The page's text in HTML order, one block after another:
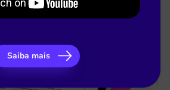
Saiba mais